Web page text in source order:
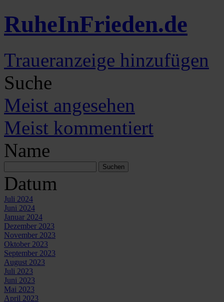
RuheInFrieden.de
Traueranzeige hinzufügen
Suche
Meist angesehen
Meist kommentiert
Name
Datum
Juli 2024
Juni 2024
Januar 2024
Dezember 2023
November 2023
Oktober 2023
September 2023
August 2023
Juli 2023
Juni 2023
Mai 2023
April 2023